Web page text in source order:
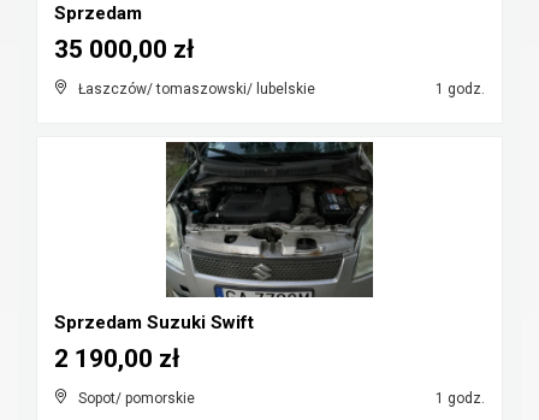
Sprzedam
Łaszczów/ tomaszowski/ lubelskie 1 godz.
35 000,00 zł
Sprzedam Suzuki Swift
Sopot/ pomorskie 1 godz.
2 190,00 zł